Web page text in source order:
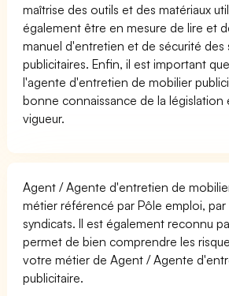
maîtrise des outils et des matériaux
également être en mesure de lire et
manuel d'entretien et de sécurité des
publicitaires. Enfin, il est important
l'agente d'entretien de mobilier
bonne connaissance de la législation
vigueur.
Agent / Agente d'entretien de
métier référencé par Pôle emploi,
syndicats. Il est également reconnu
permet de bien comprendre les
votre métier de Agent / Agente
publicitaire.